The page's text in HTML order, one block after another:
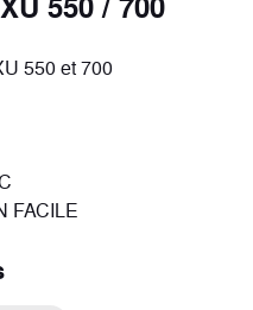
550 et 700
FACILE